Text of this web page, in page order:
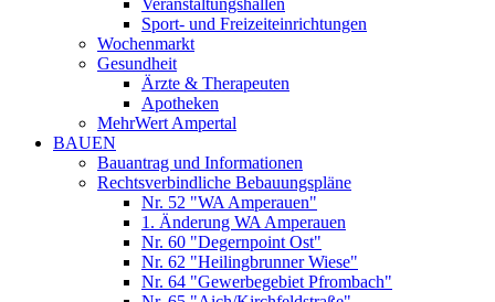
Veranstaltungshallen
Sport- und Freizeiteinrichtungen
Wochenmarkt
Gesundheit
Ärzte & Therapeuten
Apotheken
MehrWert Ampertal
BAUEN
Bauantrag und Informationen
Rechtsverbindliche Bebauungspläne
Nr. 52 "WA Amperauen"
1. Änderung WA Amperauen
Nr. 60 "Degernpoint Ost"
Nr. 62 "Heilingbrunner Wiese"
Nr. 64 "Gewerbegebiet Pfrombach"